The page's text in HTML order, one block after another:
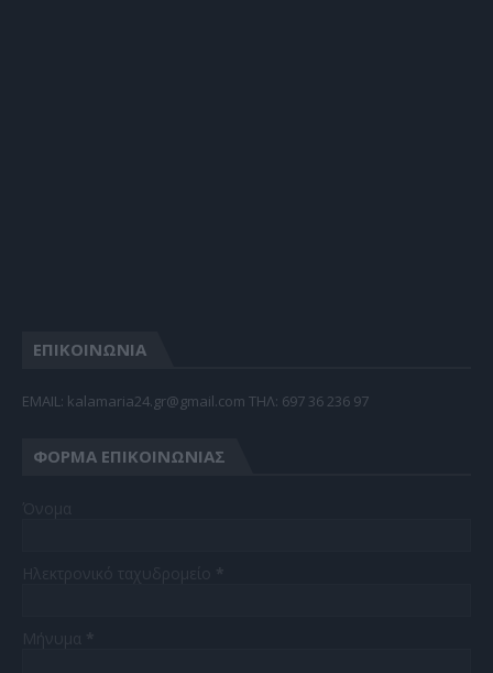
ΕΠΙΚΟΙΝΩΝΙΑ
EMAIL: kalamaria24.gr@gmail.com TΗΛ: 697 36 236 97
ΦΌΡΜΑ ΕΠΙΚΟΙΝΩΝΊΑΣ